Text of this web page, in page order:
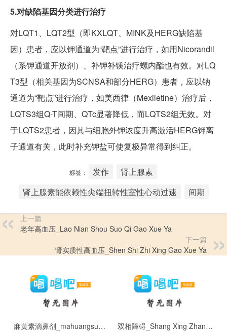
5.对缺陷基因分类进行治疗
对LQT1、LQT2型（即KXLQT、MINK及HERG缺陷基
因）患者，应以钾通道为“靶点”进行治疗，如用Nicorandil
（系钾通道开放剂）、补钾补镁治疗螺内酯也有效。对LQ
T3型（相关基因为SCNSA和部分HERG）患者，应以钠
通道为“靶点”进行治疗，如美西律（Mexiletine）治疗后，
LQTS3组Q-T间期、QTc显著降低，而LQTS2组无效。对
于LQTS2患者，因其与细胞外钾浓度升高激活HERG钾离
子通道有关，此时补充钾盐可使复极异常得到纠正。
标签： 发作
肾上腺素
肾上腺素能依赖性尖端扭转性室性心动过速
间期
上一篇
老年高血压_Lao Nian Shou Suo Qi Gao Xue Ya
下一篇
肾实质性高血压_Shen Shi Zhi Xing Gao Xue Ya
麻黄素滴鼻剂_mahuangsudibiji 双相障碍_Shang Xing Zhang Ai